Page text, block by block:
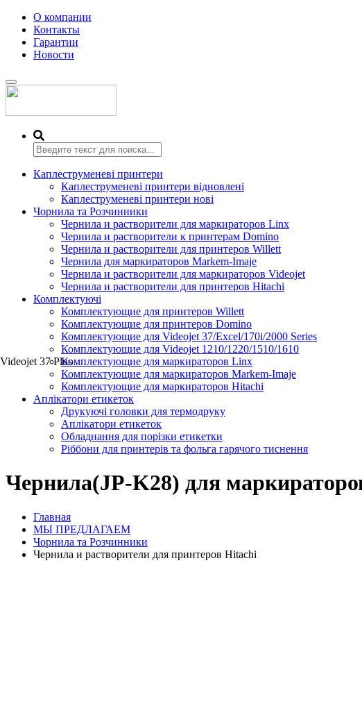
О компании
Контакты
Гарантии
Новости
Переключить
навигацию
Каплеструменеві принтери
Каплеструменеві принтери відновлені
Каплеструменеві принтери нові
Чорнила та Розчинники
Чернила и растворители для маркираторов Linx
Чернила и растворители к принтерам Domino
Чернила и растворители для принтеров Willett
Чернила для маркираторов Markem-Imaje
Чернила и растворители для маркираторов Videojet
Чернила и растворители для принтеров Hitachi
Комплектуючі
Комплектующие для принтеров Willett
Комплектующие для принтеров Domino
Комплектующие для Videojet 37/Excel/170i/2000 Series
Комплектующие для Videojet 1210/1220/1510/1610
Комплектующие для маркираторов Linx
Комплектующие для маркираторов Markem-Imaje
Комплектующие для маркираторов Hitachi
Аплікатори етикеток
Друкуючі головки для термодруку
Аплікатори етикеток
Обладнання для порізки етикетки
Ріббони для принтерів та фольга гарячого тиснення
Чернила(JP-K28) для
Главная
МЫ ПРЕДЛАГАЕМ
Чорнила та Розчинники
Чернила и растворители для принтеров Hitachi
Videojet 37 Plus